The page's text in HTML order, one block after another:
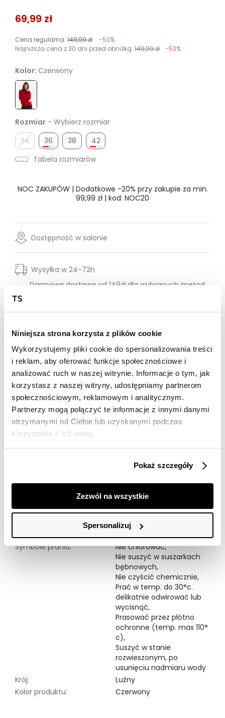
Niniejsza strona korzysta z plików cookie
Wykorzystujemy pliki cookie do spersonalizowania treści
i reklam, aby oferować funkcje społecznościowe i
analizować ruch w naszej witrynie. Informacje o tym, jak
korzystasz z naszej witryny, udostępniamy partnerom
społecznościowym, reklamowym i analitycznym.
Partnerzy mogą połączyć te informacje z innymi danymi
otrzymanymi od Ciebie lub uzyskanymi podczas
korzystania z ich usług.
Pokaż szczegóły
Zezwól na wszystkie
Spersonalizuj
69,99 zł
Cena regularna: 149,99 zł
-53%
Najniższa cena z 30 dni przed obniżką: 149,99 zł -53%
Kolor: Czerwony
Rozmiar - Wybierz rozmiar
34
36 38
42
Tabela rozmiarów
NOC ZAKUPÓW | Dodatkowe -20% przy zakupie za min.
99,99 zł | kod: NOC20
Dostępność w salonie
Wysyłka w 24-72h
Darmowa dostawa od 149zł dla wybranych metod
30 dni na zwrot
Golf damski Top Secret klasyczny o luźnym kroju.
Wygodny oraz pełen komfortu podczas użytkowania
golf damski o luźnym kroju z długim rękawem
zakończonym szerokim ściągaczem. Posiada on
efektowny kołnierz golfowy z delikatnym prążkowaniem
oraz praktyczny ściągacz u jego dołu, a wykonany
został z przyjemnej w dotyku oraz dobrej jakościowo
stylizacjach okresu jesiennego i zimowego, będąc
do pracy, jak i również podczas weekendowych spotkań
z przyjaciółmi. Golf dostępny w kolorze czerwonym
Modelka ma 177 cm wzrostu i prezentuje rozmiar 34.
Symbole prania:
Nie chlorować,
Nie suszyć w suszarkach
bębnowych,
Nie czyścić chemicznie,
Prać w temp. do 30°c.
delikatnie odwirować lub
wycisnąć,
Prasować przez płótno
ochronne (temp. max 110°
c),
Suszyć w stanie
rozwieszonym, po
usunięciu nadmiaru wody
Krój:
Luźny
Kolor produktu:
Czerwony